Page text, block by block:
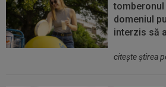
domeniul
interzis să
citeşte ştirea